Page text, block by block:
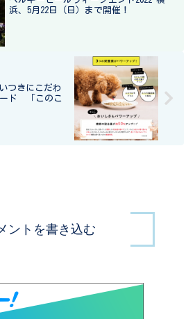
浜、5月22日（日）まで開催！
つきにこだわ
ード 「このこ
ントを書き込む